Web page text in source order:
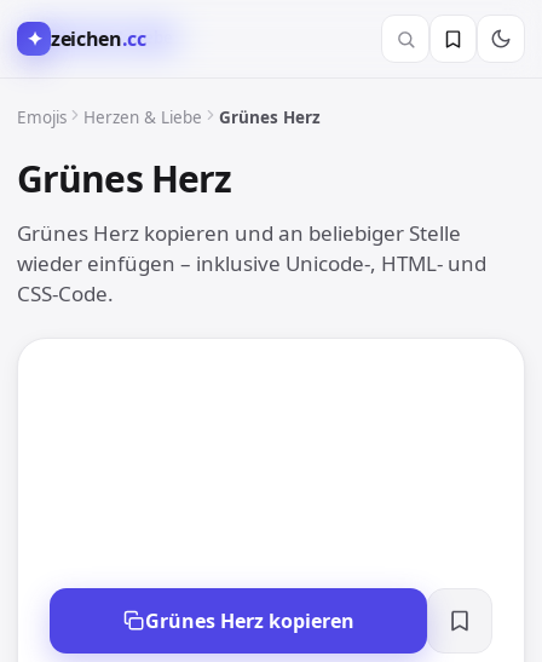
✦ zeichen.cc
Emojis Herzen & Liebe Grünes Herz
Grünes Herz
Grünes Herz kopieren und an beliebiger Stelle
wieder einfügen – inklusive Unicode-, HTML- und
CSS-Code.
❤️ Herzen & Liebe
Grünes Herz kopieren